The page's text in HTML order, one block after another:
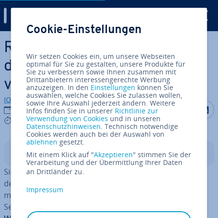
Zum Haupt­in­halt springen
RPC-Server: Was tun, wenn
der RPC-Server nicht
verfügbar ist?
IONOS Redaktion
10.03.2020
3 mins
Auf Auf
In­halts­ver­zeich­nis
Sie möchten eine Hardware in­stal­lie­ren, doch während
der Ein­rich­tung erscheint in einem Fenster die Feh­ler­
mel­dung „RPC-Server ist nicht verfügbar
Server un­available“. Die Meldung ist besonders unter
Cookie-Einstellungen
Wir setzen Cookies ein, um unsere Webseiten
optimal für Sie zu gestalten, unsere Produkte für
Sie zu verbessern sowie Ihnen zusammen mit
Drittanbietern interessengerechte Werbung
anzuzeigen. In den Einstellungen können Sie
auswählen, welche Cookies Sie zulassen wollen,
sowie Ihre Auswahl jederzeit ändern. Weitere
Infos finden Sie in unserer Richtlinie zur
Verwendung von Cookies und in unseren
Datenschutzhinweisen. Technisch notwendige
Cookies werden auch bei der Auswahl von
ablehnen gesetzt.
Mit einem Klick auf "Akzeptieren" stimmen Sie der
Verarbeitung und der Übermittlung Ihrer Daten
an Drittländer zu.
Impressum